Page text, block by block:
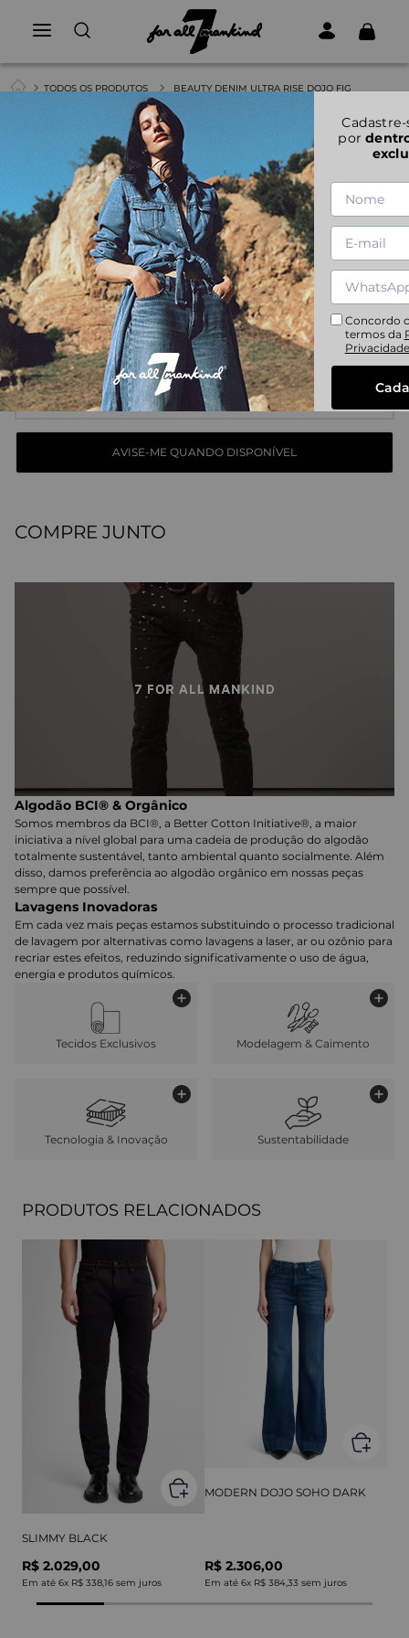
TODOS OS PRODUTOS BEAUTY DENIM ULTRA RISE DOJO FIG
BEAUTY DENIM ULTRA RISE DOJO FIG
24 25 26 27 28 29 30 31 32
COMPRE JUNTO
Algodão BCI® & Orgânico
Somos membros da BCI®, a Better Cotton Initiative®, a maior
iniciativa a nível global para uma cadeia de produção do algodão
totalmente sustentável, tanto ambiental quanto socialmente. Além
disso, damos preferência ao algodão orgânico em nossas peças
sempre que possível.
Lavagens Inovadoras
Em cada vez mais peças estamos substituindo o processo tradicional
de lavagem por alternativas como lavagens a laser, ar ou ozônio para
recriar estes efeitos, reduzindo significativamente o uso de água,
energia e produtos químicos.
Tecidos Exclusivos Modelagem & Caimento
Tecnologia & Inovação Sustentabilidade
PRODUTOS RELACIONADOS
SLIMMY BLACK
R$ 2.029,00
Em até 6x R$ 338,16 sem juros
MODERN DOJO SOHO DARK
R$ 2.306,00
Em até 6x R$ 384,33 sem juros
por
Concordo
termos da
Privacidade